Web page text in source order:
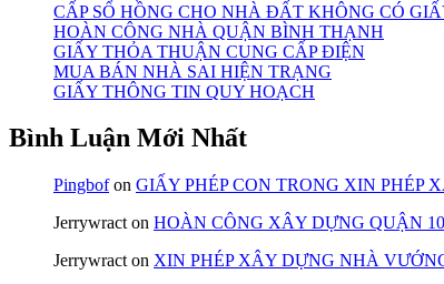
CẤP SỔ HỒNG CHO NHÀ ĐẤT KHÔNG CÓ
HOÀN CÔNG NHÀ QUẬN BÌNH THẠNH
GIẤY THỎA THUẬN CUNG CẤP ĐIỆN
MUA BÁN NHÀ SAI HIỆN TRẠNG
GIẤY THÔNG TIN QUY HOẠCH
Bình Luận Mới Nhất
Pingbofon GIẤY PHÉP CON TRONG XIN PHÉP
Jerrywract on HOÀN CÔNG XÂY DỰNG QUẬN 10
Jerrywract on XIN PHÉP XÂY DỰNG NHÀ